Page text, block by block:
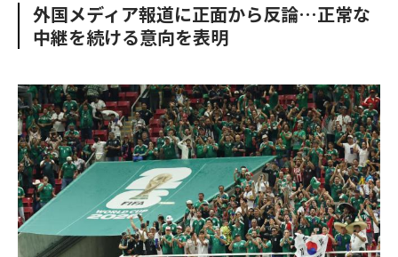
o
o
k
e
r
u
n
外国メディア報道に正面から反論…正常な
中継を続ける意向を表明